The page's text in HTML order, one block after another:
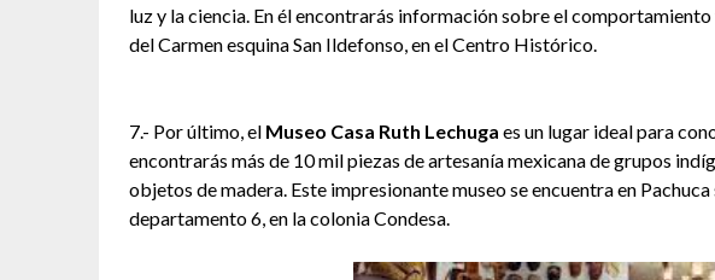
luz y la ciencia. En él encontrarás información sobre el
del Carmen esquina San Ildefonso, en el Centro Histórico.
7.- Por último, el Museo Casa Ruth Lechuga es un lugar ideal para
encontrarás más de 10 mil piezas de artesanía mexicana de grupos
objetos de madera. Este impresionante museo se encuentra en
departamento 6, en la colonia Condesa.